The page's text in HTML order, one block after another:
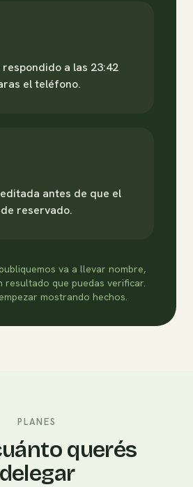
respondido a las 23:42
el teléfono.
antes de que el
reservado.
va a llevar nombre,
resultado que puedas verificar.
mostrando hechos.
PLANES
querés
delegar